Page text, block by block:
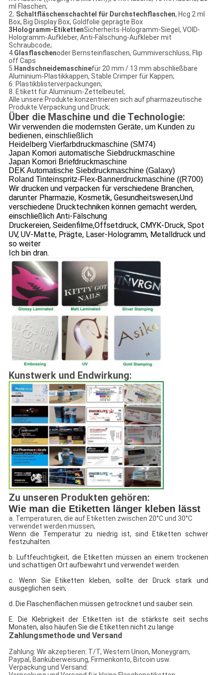
ml Flaschen;
2. Schaltfläschenschachtel für Durchstechflaschen, Hcg 2 ml
Box, Big Display Box, Goldfolie geprägte Box
3Hologramm-EtikettenSicherheits-Hologramm-Siegel, VOID-
Hologramm-Aufkleber, Anti-Fälschung-Aufkleber mit
Schraubcode;
4. Glasflaschenoder Bernsteinflaschen, Gummiverschluss, Flip
off Caps
5. Handschneidemaschinefür 20 mm / 13 mm abschließbare
Aluminium-Plastikkappen, Stable Crimper für Kappen;
6. Plastikblisterverpackungen;
8. Etikett für Aluminium-Zettelbeutel;
Alle unsere Produkte konzentrieren sich auf pharmazeutische
Produkte Verpackung und Druck;
Über die Maschine und die Technologie:
Wir verwenden die modernsten Geräte, um Kunden zu
bedienen, einschließlich
Heidelberg Vierfarbdruckmaschine (SM74)
Japan Komori automatische Siebdruckmaschine
Japan Komori Briefdruckmaschine
DEK Automatische Siebdruckmaschine (Galaxy)
Roland Tinteinspritz-Flex-Bannerdruckmaschine ((R700)
Wir drucken und verpacken für verschiedene Branchen,
darunter Pharmazie, Kosmetik, Gesundheitswesen,Und
verschiedene Drucktechniken können gemacht werden,
einschließlich Anti-Fälschung
Druckereien, Seidenfilme,Offsetdruck, CMYK-Druck, Spot
UV, UV-Matte, Prägte, Laser-Hologramm, Metalldruck und
so weiter
Ich bin dran.
Kunstwerk und Endwirkung:
Zu unseren Produkten gehören:
Wie man die Etiketten länger kleben lässt
a. Temperaturen, die auf Etiketten zwischen 20°C und 30°C
verwendet werden müssen,
Wenn die Temperatur zu niedrig ist, sind Etiketten schwer
festzuhalten.
b. Luftfeuchtigkeit, die Etiketten müssen an einem trockenen
und schattigen Ort aufbewahrt und verwendet werden.
c. Wenn Sie Etiketten kleben, sollte der Druck stark und
ausgeglichen sein;
d. Die Flaschenflächen müssen getrocknet und sauber sein.
E. Die Klebrigkeit der Etiketten ist die stärkste seit sechs
Monaten, also häufen Sie die Etiketten nicht zu lange
Zahlungsmethode und Versand
Zahlung: Wir akzeptieren: T/T, Western Union, Moneygram,
Paypal, Banküberweisung, Firmenkonto, Bitcoin usw.
Verpackung und Versand: